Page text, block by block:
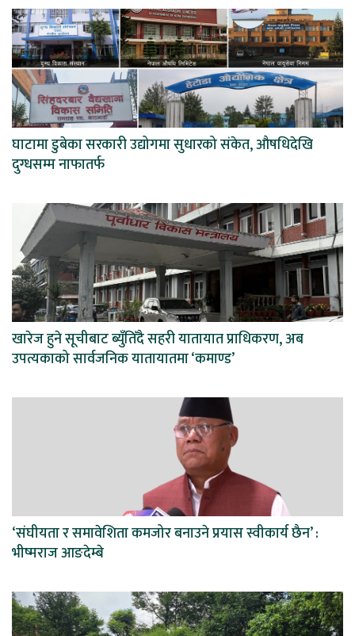
घाटामा डुबेका सरकारी उद्योगमा सुधारको संकेत, औषधिदेखि
दुग्धसम्म नाफातर्फ
खारेज हुने सूचीबाट ब्युँतिँदै सहरी यातायात प्राधिकरण, अब
उपत्यकाको सार्वजनिक यातायातमा ‘कमाण्ड’
‘संघीयता र समावेशिता कमजोर बनाउने प्रयास स्वीकार्य छैन’ :
भीष्मराज आङदेम्बे